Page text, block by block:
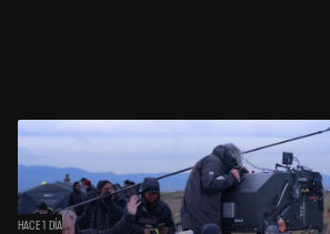
HACE 1 DÍA